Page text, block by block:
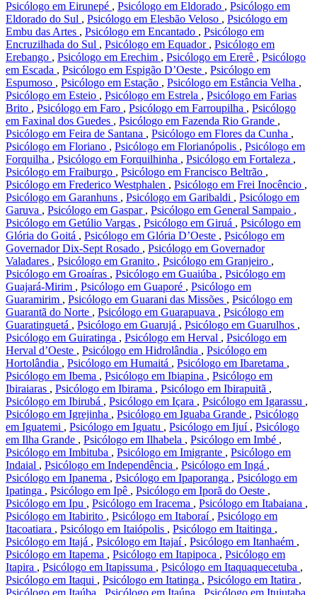
Psicólogo em Eirunepé , Psicólogo em Eldorado , Psicólogo em
Eldorado do Sul , Psicólogo em Elesbão Veloso , Psicólogo em
Embu das Artes , Psicólogo em Encantado , Psicólogo em
Encruzilhada do Sul , Psicólogo em Equador , Psicólogo em
Erebango , Psicólogo em Erechim , Psicólogo em Ererê , Psicólogo
em Escada , Psicólogo em Espigão D’Oeste , Psicólogo em
Espumoso , Psicólogo em Estação , Psicólogo em Estância Velha ,
Psicólogo em Esteio , Psicólogo em Estrela , Psicólogo em Farias
Brito , Psicólogo em Faro , Psicólogo em Farroupilha , Psicólogo
em Faxinal dos Guedes , Psicólogo em Fazenda Rio Grande ,
Psicólogo em Feira de Santana , Psicólogo em Flores da Cunha ,
Psicólogo em Floriano , Psicólogo em Florianópolis , Psicólogo em
Forquilha , Psicólogo em Forquilhinha , Psicólogo em Fortaleza ,
Psicólogo em Fraiburgo , Psicólogo em Francisco Beltrão ,
Psicólogo em Frederico Westphalen , Psicólogo em Frei Inocêncio ,
Psicólogo em Garanhuns , Psicólogo em Garibaldi , Psicólogo em
Garuva , Psicólogo em Gaspar , Psicólogo em General Sampaio ,
Psicólogo em Getúlio Vargas , Psicólogo em Giruá , Psicólogo em
Glória do Goitá , Psicólogo em Glória D’Oeste , Psicólogo em
Governador Dix-Sept Rosado , Psicólogo em Governador
Valadares , Psicólogo em Granito , Psicólogo em Granjeiro ,
Psicólogo em Groaíras , Psicólogo em Guaiúba , Psicólogo em
Guajará-Mirim , Psicólogo em Guaporé , Psicólogo em
Guaramirim , Psicólogo em Guarani das Missões , Psicólogo em
Guarantã do Norte , Psicólogo em Guarapuava , Psicólogo em
Guaratinguetá , Psicólogo em Guarujá , Psicólogo em Guarulhos ,
Psicólogo em Guiratinga , Psicólogo em Herval , Psicólogo em
Herval d’Oeste , Psicólogo em Hidrolândia , Psicólogo em
Hortolândia , Psicólogo em Humaitá , Psicólogo em Ibaretama ,
Psicólogo em Ibema , Psicólogo em Ibiapina , Psicólogo em
Ibiraiaras , Psicólogo em Ibirama , Psicólogo em Ibirapuitã ,
Psicólogo em Ibirubá , Psicólogo em Içara , Psicólogo em Igarassu ,
Psicólogo em Igrejinha , Psicólogo em Iguaba Grande , Psicólogo
em Iguatemi , Psicólogo em Iguatu , Psicólogo em Ijuí , Psicólogo
em Ilha Grande , Psicólogo em Ilhabela , Psicólogo em Imbé ,
Psicólogo em Imbituba , Psicólogo em Imigrante , Psicólogo em
Indaial , Psicólogo em Independência , Psicólogo em Ingá ,
Psicólogo em Ipanema , Psicólogo em Ipaporanga , Psicólogo em
Ipatinga , Psicólogo em Ipê , Psicólogo em Iporã do Oeste ,
Psicólogo em Ipu , Psicólogo em Iracema , Psicólogo em Itabaiana ,
Psicólogo em Itabirito , Psicólogo em Itaboraí , Psicólogo em
Itacoatiara , Psicólogo em Itaiópolis , Psicólogo em Itaitinga ,
Psicólogo em Itajá , Psicólogo em Itajaí , Psicólogo em Itanhaém ,
Psicólogo em Itapema , Psicólogo em Itapipoca , Psicólogo em
Itapira , Psicólogo em Itapissuma , Psicólogo em Itaquaquecetuba ,
Psicólogo em Itaqui , Psicólogo em Itatinga , Psicólogo em Itatira ,